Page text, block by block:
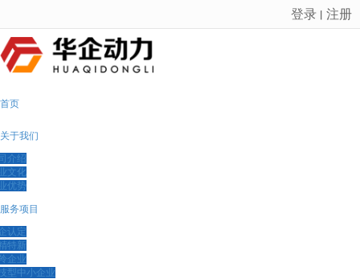
很遗憾，因您的浏览器版本过低导致无法获得最佳浏览体验，推荐下载安装谷歌浏览器！
登录 丨 注册
首页
关于我们
介绍
文化
优势
服务项目
认定
特新
企业
型中小企业